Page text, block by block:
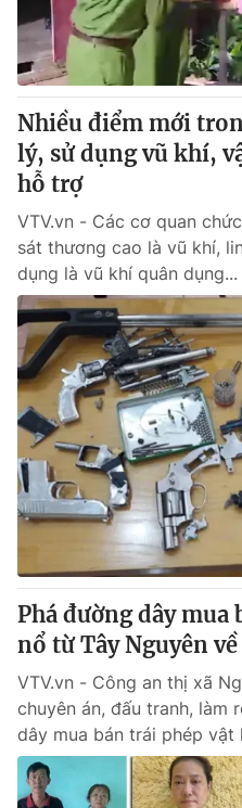
Nhiều điểm mới
lý, sử dụng vũ khí,
hỗ trợ
VTV.vn - Các cơ quan
sát thương cao là vũ khí,
dụng là vũ khí quân dụng...
Phá đường dây
nổ từ Tây Nguyên
VTV.vn - Công an thị xã
chuyên án, đấu tranh, làm
dây mua bán trái phép vật